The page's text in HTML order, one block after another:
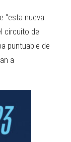
“esta nueva
circuito de
puntuable de
a